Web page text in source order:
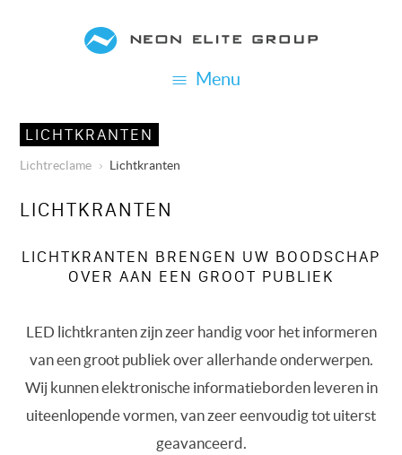
inhoud
Menu
LICHTKRANTEN
KRUIMELPAD
Lichtreclame Lichtkranten
LICHTKRANTEN
LICHTKRANTEN BRENGEN UW BOODSCHAP
OVER AAN EEN GROOT PUBLIEK
LED lichtkranten zijn zeer handig voor het informeren
van een groot publiek over allerhande onderwerpen.
Wij kunnen elektronische informatieborden leveren in
uiteenlopende vormen, van zeer eenvoudig tot uiterst
geavanceerd.